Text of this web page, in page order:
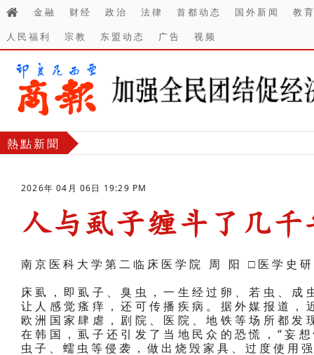
金融 财经 政治 法律 首都动态 国外新闻
教
人民福利
宗教 东盟动态 广告 视频
熱點新聞
2026年 04月 06日 19:29 PM
人与虱子缠斗了几千
南京医科大学第二临床医学院 周 阳 □医学史
床虱，即虱子、臭虫，一生经过卵、若虫、
让人感觉瘙痒，还可传播疾病。据外媒报道
欧洲国家肆虐，剧院、医院、地铁等场所都
在韩国，虱子还引发了当地民众的恐慌，“妄
虫子、蠕虫等侵袭，做出烧毁家具、过度使用